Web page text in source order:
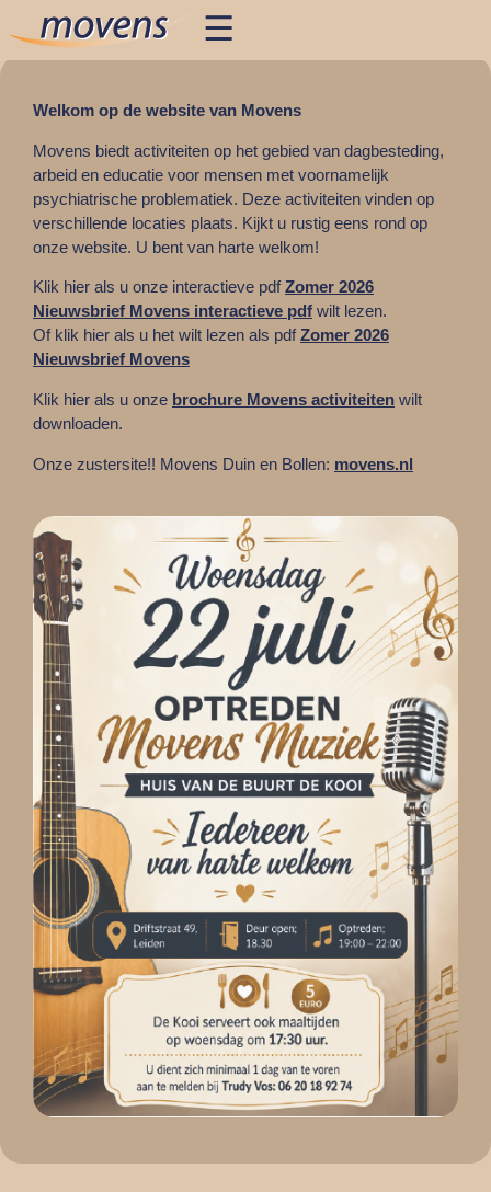
Welkom op de website van Movens
Movens biedt activiteiten op het gebied van dagbesteding,
arbeid en educatie voor mensen met voornamelijk
psychiatrische problematiek. Deze activiteiten vinden op
verschillende locaties plaats. Kijkt u rustig eens rond op
onze website. U bent van harte welkom!
Klik hier als u onze interactieve pdfZomer 2026
Nieuwsbrief Movens interactieve pdf wilt lezen.
Of klik hier als u het wilt lezen als pdfZomer 2026
Nieuwsbrief Movens
Klik hier als u onze brochure Movens activiteiten wilt
downloaden.
Onze zustersite!! Movens Duin en Bollen: movens.nl